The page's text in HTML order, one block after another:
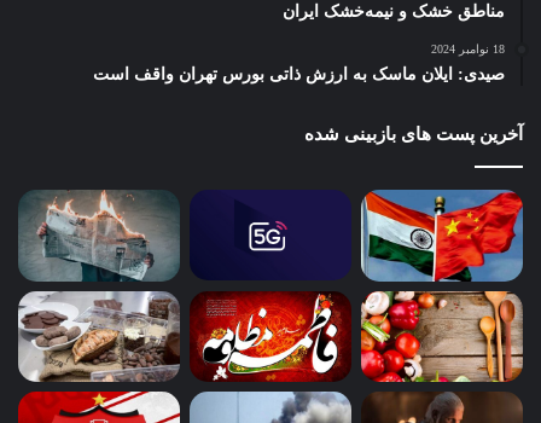
مناطق خشک و نیمه‌خشک ایران
18 نوامبر 2024
صیدی: ایلان ماسک به ارزش ذاتی بورس تهران واقف است
آخرین پست های بازبینی شده